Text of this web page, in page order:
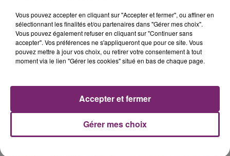
FM
C'est simple!
Vous pouvez accepter en cliquant sur "Accepter et fermer", ou affiner en
sélectionnant les finalités et/ou partenaires dans "Gérer mes choix".
Vous pouvez également refuser en cliquant sur "Continuer sans
accepter". Vos préférences ne s'appliqueront que pour ce site. Vous
pouvez mettre à jour vos choix, ou retirer votre consentement à tout
moment via le lien "Gérer les cookies" situé en bas de chaque page.
Gérer mes choix
Accepter et fermer